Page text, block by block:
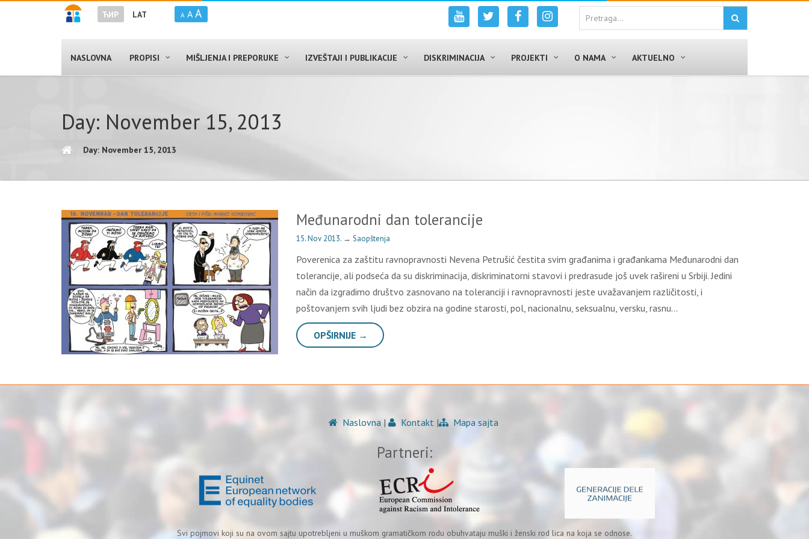
ЋИР LAT A A A
NASLOVNA PROPISI MIŠLJENJA I PREPORUKE IZVEŠTAJI I PUBLIKACIJE DISKRIMINACIJA PROJEKTI O NAMA AKTUELNO
Day: November 15, 2013
Day: November 15, 2013
Međunarodni dan tolerancije
15. Nov 2013. → Saopštenja
Poverenica za zaštitu ravnopravnosti Nevena Petrušić čestita svim građanima i građankama Međunarodni dan
tolerancije, ali podseća da su diskriminacija, diskriminatorni stavovi i predrasude još uvek rašireni u Srbiji. Jedini
način da izgradimo društvo zasnovano na toleranciji i ravnopravnosti jeste uvažavanjem različitosti, i
poštovanjem svih ljudi bez obzira na godine starosti, pol, nacionalnu, seksualnu, versku, rasnu…
OPŠIRNIJE →
Naslovna | Kontakt | Mapa sajta
Partneri:
Svi pojmovi koji su na ovom sajtu upotrebljeni u muškom gramatičkom rodu obuhvataju muški i ženski rod lica na koja se odnose.